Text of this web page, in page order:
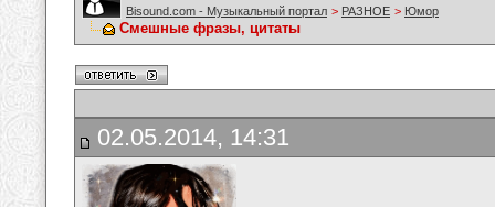
Bisound.com - Музыкальный портал > РАЗНОЕ > Юмор
Смешные фразы, цитаты
02.05.2014, 14:31